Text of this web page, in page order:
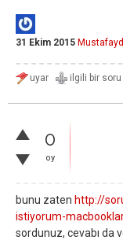
31 Ekim 2015
0
oy
bunu zaten http://
istiyorum-
sordunuz, cevabı da